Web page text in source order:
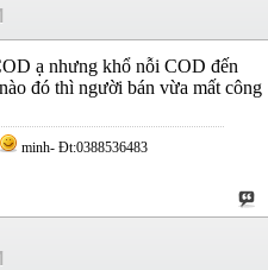
ạ nhưng khổ nỗi COD đến
đó thì người bán vừa mất công
minh- Đt:0388536483